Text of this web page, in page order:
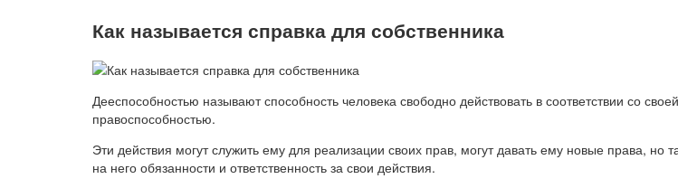
Как называется справка для собственника
Дееспособностью называют способность человека свободно действовать в соответствии со своей
правоспособностью.
Эти действия могут служить ему для реализации своих прав, могут давать ему новые права, но
на него обязанности и ответственность за свои действия.